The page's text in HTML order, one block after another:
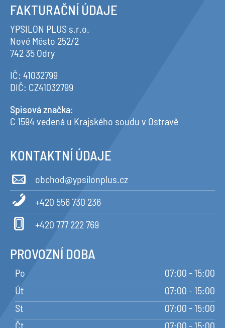
FAKTURAČNÍ ÚDAJE
YPSILON PLUS s.r.o.
Nové Město 252/2
742 35 Odry
IČ: 41032799
DIČ: CZ41032799
Spisová značka:
C 1594 vedená u Krajského soudu v Ostravě
KONTAKTNÍ ÚDAJE
obchod@ypsilonplus.cz
+420 556 730 236
+420 777 222 769
PROVOZNÍ DOBA
Po
07:00 - 15:00
Út
07:00 - 15:00
St
07:00 - 15:00